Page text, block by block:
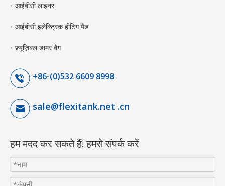
आईबीसी लाइनर
आईबीसी इलेक्ट्रिक हीटिंग पैड
फ़्यूज़िबल डामर बैग
+86-(0)532 6609 8998
sale@flexitank.net .cn
हम मदद कर सकते हैं! हमसे संपर्क करें